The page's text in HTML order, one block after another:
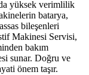
yüksek verimlilik
batarya,
bileşenleri
Makinesi Servisi,
bakım
sunar. Doğru ve
önem taşır.